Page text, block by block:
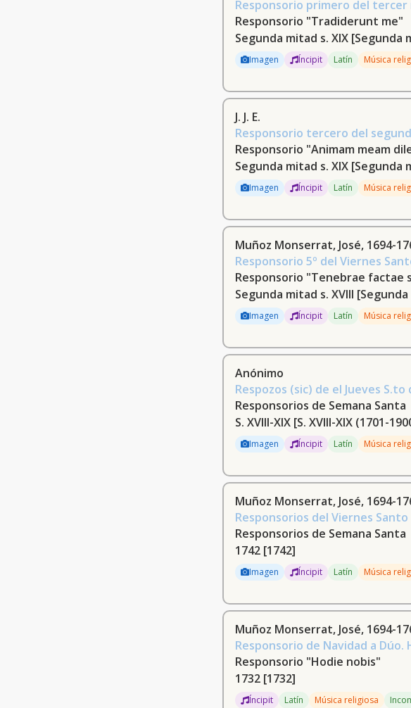
Responsorio primero del
Responsorio "Tradiderunt me"
Segunda mitad s. XIX [Segunda
Imagen Íncipit Latín Música
J. J. E.
Responsorio tercero del
Responsorio "Animam meam
Segunda mitad s. XIX [Segunda
Imagen Íncipit Latín Música
Muñoz Monserrat, José, 1694-
Responsorio 5º del Viernes
Responsorio "Tenebrae factae
Segunda mitad s. XVIII [Segunda
Imagen Íncipit Latín Música
Anónimo
Respozos (sic) de el Jueves
Responsorios de Semana Santa
S. XVIII-XIX [S. XVIII-XIX (1701-
Imagen Íncipit Latín Música
Muñoz Monserrat, José, 1694-
Responsorios del Viernes Santo
Responsorios de Semana Santa
1742 [1742]
Imagen Íncipit Latín Música
Muñoz Monserrat, José, 1694-
Responsorio de Navidad a Dúo.
Responsorio "Hodie nobis"
1732 [1732]
Íncipit Latín Música religiosa